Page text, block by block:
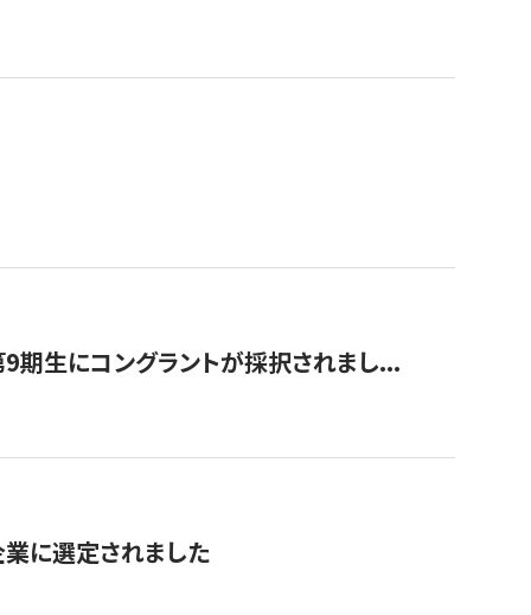
9期生にコングラントが採択されまし...
に選定されました